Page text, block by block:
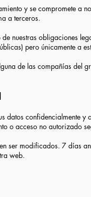
y se compromete
a terceros.
nuestras obligaciones
pero únicamente a
de las compañías del
datos
o acceso no autorizado
ser modificados. 7 días
web.